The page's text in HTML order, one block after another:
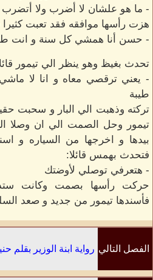
- ما هو علشان لا أضرب ولا أتضرب
هزت رأسها موافقه فقد تعبت
- حسن أنا همشي كل سنة و انت
تحدث بغيظ وهو ينظر الي تيمور
- يعني ترقصي معاه و انا لا ماشي
طيبة
تركته وذهبت الي البار و سحبت
تيمور وحل الصمت الي ان وصلا
بيدها و اخرجها من السياره و
فتحدث بهمس قائلا:
- هتعرفي توصلي لأوضتك
حركت رأسها بصمت وكانت
فأسندها تيمور من جديد و صعد
الفصل التالي رواية ابنة الوزير بقلم